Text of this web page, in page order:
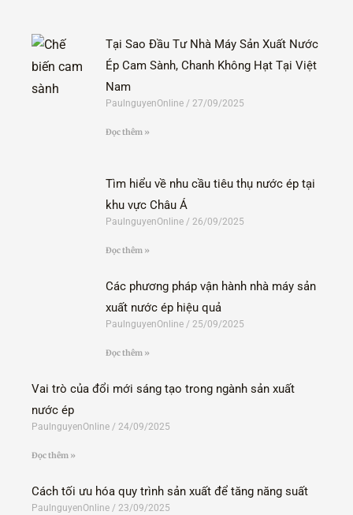
Tại Sao Đầu Tư Nhà Máy Sản Xuất Nước
Ép Cam Sành, Chanh Không Hạt Tại Việt
Nam
PaulnguyenOnline 27/09/2025
Đọc thêm »
Tìm hiểu về nhu cầu tiêu thụ nước ép tại
khu vực Châu Á
PaulnguyenOnline 26/09/2025
Đọc thêm »
Các phương pháp vận hành nhà máy sản
xuất nước ép hiệu quả
PaulnguyenOnline 25/09/2025
Đọc thêm »
Vai trò của đổi mới sáng tạo trong ngành sản xuất
nước ép
PaulnguyenOnline 24/09/2025
Đọc thêm »
Cách tối ưu hóa quy trình sản xuất để tăng năng suất
PaulnguyenOnline 23/09/2025